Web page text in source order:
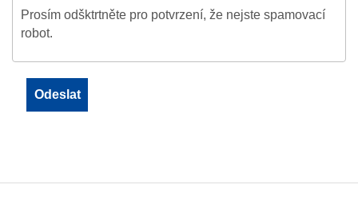
Prosím odšktrtněte pro potvrzení, že nejste spamovací
robot.